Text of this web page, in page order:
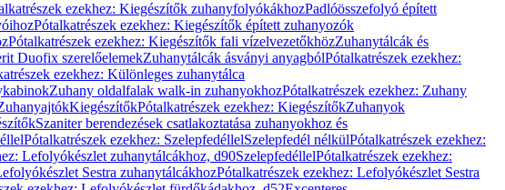
ezekhez: Kiegészítők zuhanyfolyókákhozPadlóösszefolyó épített
Pótalkatrészek ezekhez: Kiegészítők épített zuhanyozók
Pótalkatrészek ezekhez: Kiegészítők fali vízelvezetőkhözZuhanytálcák és
Duofix szerelőelemekZuhanytálcák ásványi anyagbólPótalkatrészek ezekhez:
ezekhez: Különleges zuhanytálca
Zuhany oldalfalak walk-in zuhanyokhozPótalkatrészek ezekhez: Zuhany
KiegészítőkPótalkatrészek ezekhez: KiegészítőkZuhanyok
Szaniter berendezések csatlakoztatása zuhanyokhoz és
Pótalkatrészek ezekhez: SzelepfedéllelSzelepfedél nélkülPótalkatrészek ezekhez:
Lefolyókészlet zuhanytálcákhoz, d90SzelepfedéllelPótalkatrészek ezekhez:
Sestra zuhanytálcákhozPótalkatrészek ezekhez: Lefolyókészlet Sestra